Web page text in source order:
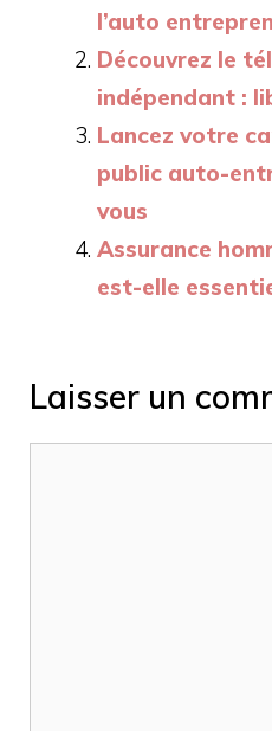
l’auto
Découvrez le
indépendant :
Lancez votre
public auto-
vous
Assurance
est-elle
Laisser un